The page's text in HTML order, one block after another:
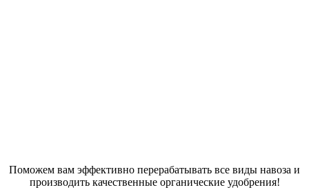
Поможем вам эффективно перерабатывать все виды навоза и
производить качественные органические удобрения!